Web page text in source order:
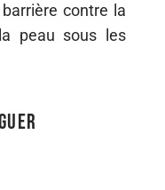
contre la
peau sous les